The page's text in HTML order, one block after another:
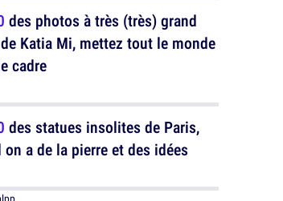
des photos à très (très) grand
Katia Mi, mettez tout le monde
cadre
des statues insolites de Paris,
on a de la pierre et des idées